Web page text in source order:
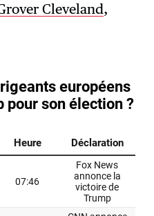
Cleveland,